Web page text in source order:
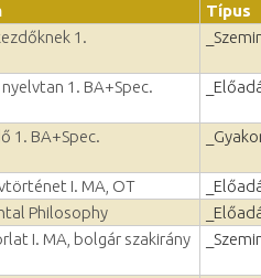
Típus
1.
1. BA+Spec.
1. BA+Spec.
I. MA, OT
Philosophy
I. MA, bolgár szakirány